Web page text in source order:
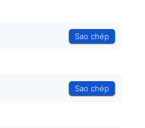
Sao chép
Sao chép